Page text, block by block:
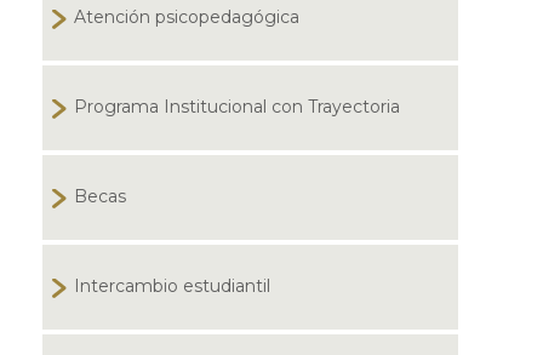
Atención psicopedagógica
Programa Institucional con Trayectoria
Becas
Intercambio estudiantil